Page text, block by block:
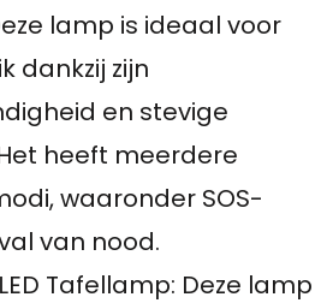
lamp is ideaal voor
dankzij zijn
en stevige
heeft meerdere
waaronder SOS-
van nood.
Tafellamp: Deze lamp